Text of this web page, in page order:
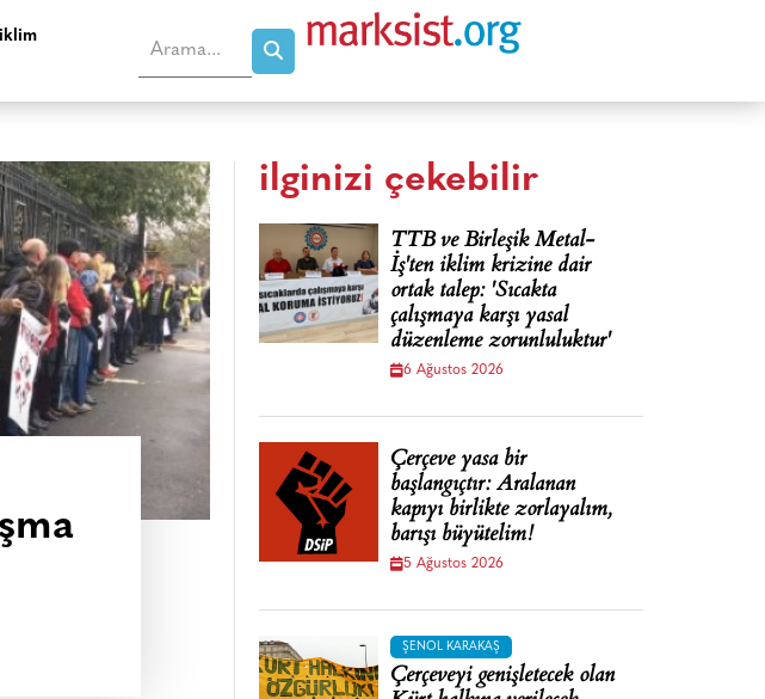
i̇klim
ilginizi çekebilir
TTB ve Birleşik Metal-
İş'ten iklim krizine dair
ortak talep: 'Sıcakta
çalışmaya karşı yasal
düzenleme zorunluluktur'
6 Ağustos 2026
Çerçeve yasa bir
başlangıçtır: Aralanan
kapıyı birlikte zorlayalım,
barışı büyütelim!
5 Ağustos 2026
ŞENOL KARAKAŞ
Çerçeveyi genişletecek olan